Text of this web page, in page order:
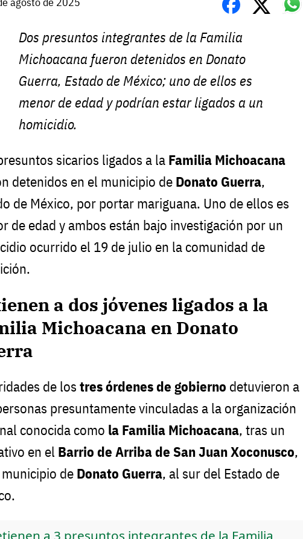
Dos presuntos integrantes de la Familia
Michoacana fueron detenidos en Donato
Guerra, Estado de México; uno de ellos es
menor de edad y podrían estar ligados a un
homicidio.
sicarios ligados a la Familia Michoacana
detenidos en el municipio de Donato Guerra,
de México, por portar mariguana. Uno de ellos es
de edad y ambos están bajo investigación por un
ocurrido el 19 de julio en la comunidad de
a dos jóvenes ligados a la
Michoacana en Donato
de los tres órdenes de gobierno detuvieron a
presuntamente vinculadas a la organización
conocida como la Familia Michoacana, tras un
en el Barrio de Arriba de San Juan Xoconusco,
de Donato Guerra, al sur del Estado de
a 3 presuntos integrantes de la Familia